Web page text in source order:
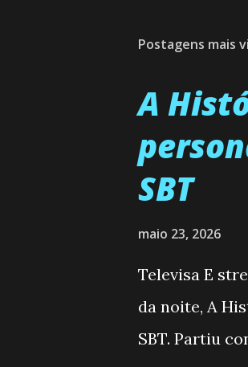
Postagens mais
A
SBT
maio 23, 2026
Televisa E
da noite, A
SBT. Partiu